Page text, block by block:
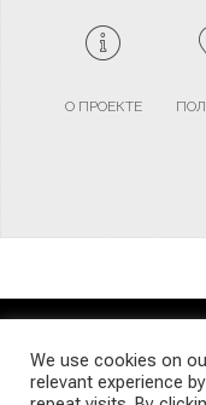
О ПРОЕКТЕ
TERMS AND
We use cookies on
relevant experience